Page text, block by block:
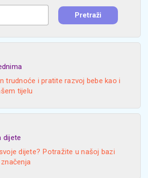
trudnoće i pratite razvoj bebe kao i
tijelu
dijete
dijete? Potražite u našoj bazi